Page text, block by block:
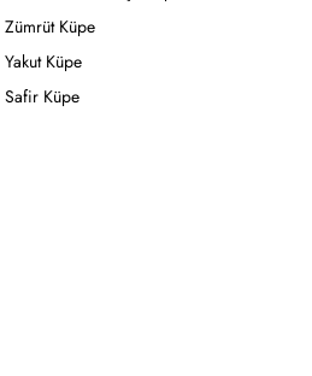
Zümrüt Küpe
Yakut Küpe
Safir Küpe